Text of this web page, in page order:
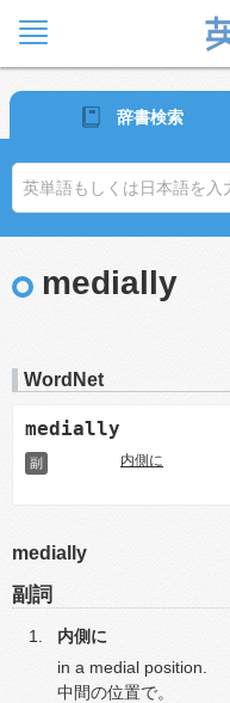
辞書検索
medially
WordNet
medially
副 内側に
medially
副詞
内側に
in a medial position.
中間の位置で。